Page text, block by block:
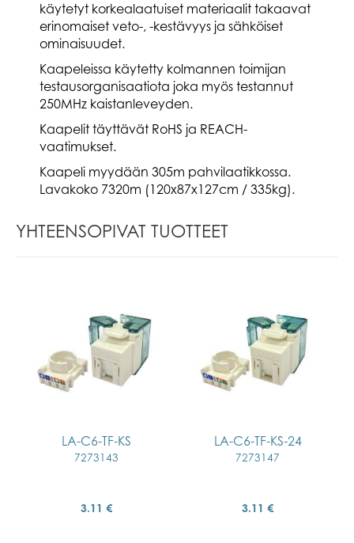
käytetyt korkealaatuiset materiaalit takaavat
erinomaiset veto-, -kestävyys ja sähköiset
ominaisuudet.
Kaapeleissa käytetty kolmannen toimijan
testausorganisaatiota joka myös testannut
250MHz kaistanleveyden.
Kaapelit täyttävät RoHS ja REACH-
vaatimukset.
Kaapeli myydään 305m pahvilaatikkossa.
Lavakoko 7320m (120x87x127cm / 335kg).
YHTEENSOPIVAT TUOTTEET
LA-C6-TF-KS
7273143
3.11 €
LA-C6-TF-KS-24
7273147
3.11 €